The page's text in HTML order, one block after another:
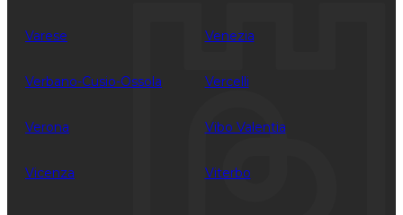
Varese Venezia
Verbano-Cusio-Ossola Vercelli
Verona Vibo Valentia
Vicenza Viterbo